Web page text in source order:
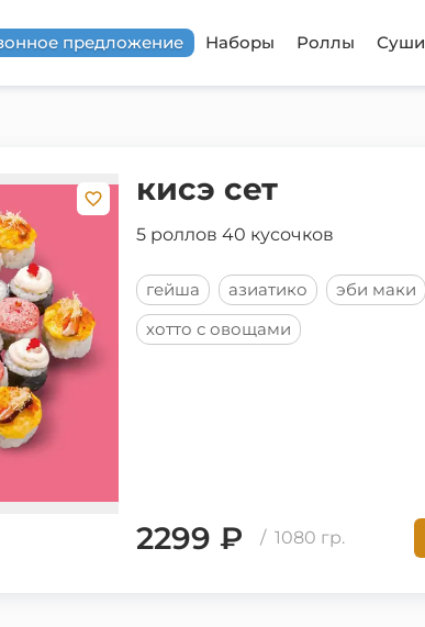
предложение Наборы Роллы Суши
кисэ сет
5 роллов 40 кусочков
гейша азиатико эби маки
хотто с овощами
2299 ₽ / 1080 гр.